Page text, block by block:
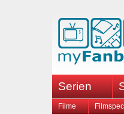
Serien
Filme